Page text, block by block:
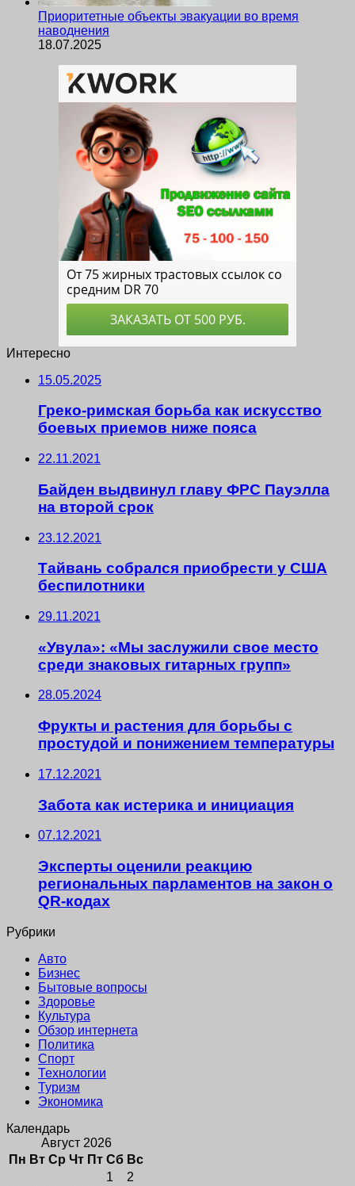
Приоритетные объекты эвакуации во время
наводнения
18.07.2025
Интересно
15.05.2025
Греко-римская борьба как искусство
боевых приемов ниже пояса
22.11.2021
Байден выдвинул главу ФРС Пауэлла
на второй срок
23.12.2021
Тайвань собрался приобрести у США
беспилотники
29.11.2021
«Увула»: «Мы заслужили свое место
среди знаковых гитарных групп»
28.05.2024
Фрукты и растения для борьбы с
простудой и понижением температуры
17.12.2021
Забота как истерика и инициация
07.12.2021
Эксперты оценили реакцию
региональных парламентов на закон о
QR-кодах
Рубрики
Авто
Бизнес
Бытовые вопросы
Здоровье
Культура
Обзор интернета
Политика
Спорт
Технологии
Туризм
Экономика
Календарь
Август 2026
Пн Вт Ср Чт Пт Сб Вс
1
2